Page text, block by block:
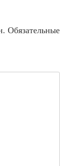
Обязательные